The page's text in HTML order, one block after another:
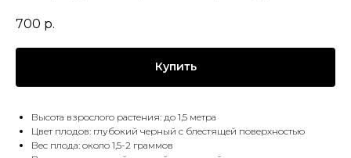
700 р.
Купить
Высота взрослого растения: до 1,5 метра
Цвет плодов: глубокий черный с блестящей поверхностью
Вес плода: около 1,5-2 граммов